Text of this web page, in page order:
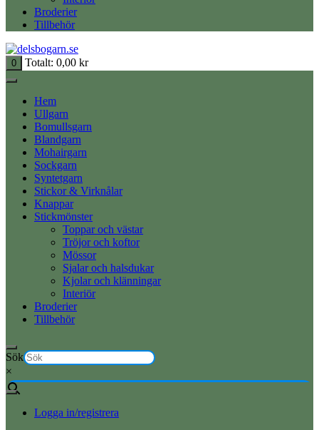
Broderier
Tillbehör
0 Totalt: 0,00 kr
Hem
Ullgarn
Bomullsgarn
Blandgarn
Mohairgarn
Sockgarn
Syntetgarn
Stickor & Virknålar
Knappar
Stickmönster
Toppar och västar
Tröjor och koftor
Mössor
Sjalar och halsdukar
Kjolar och klänningar
Interiör
Broderier
Tillbehör
Sök
×
Logga in/registrera